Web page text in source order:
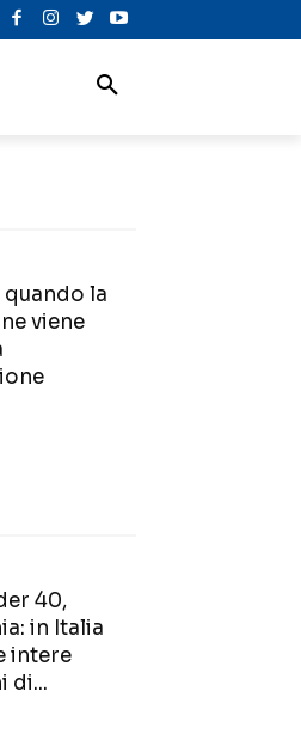
quando la
viene
40,
in Italia
intere
di...